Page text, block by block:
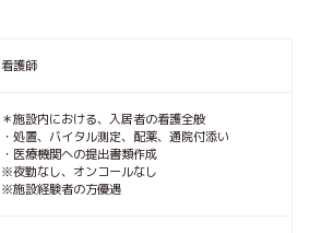
看護師
＊施設内における、入居者の看護全般
・処置、バイタル測定、配薬、通院付添い
・医療機関への提出書類作成
※夜勤なし、オンコールなし
※施設経験者の方優遇